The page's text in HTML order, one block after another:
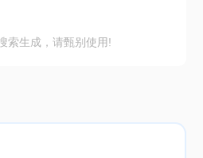
索生成，请甄别使用!